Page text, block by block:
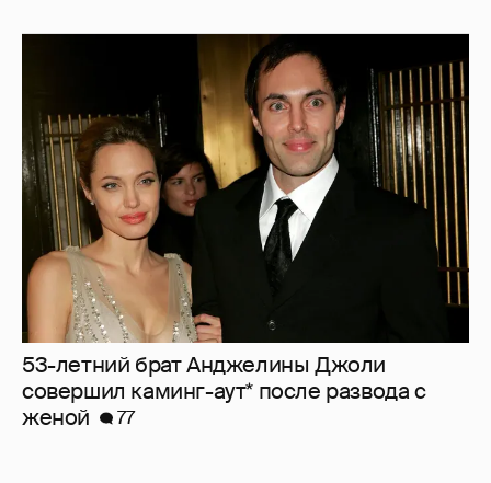
53-летний брат Анджелины Джоли
совершил каминг-аут* после развода с
женой
77